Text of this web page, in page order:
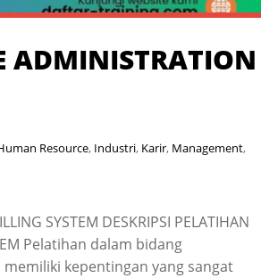
ADMINISTRATION
Resource, Industri, Karir, Management,
SYSTEM DESKRIPSI PELATIHAN
Pelatihan dalam bidang
kepentingan yang sangat